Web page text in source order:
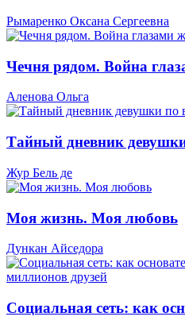
Рымаренко Оксана Сергеевна
Чечня рядом. Война
Аленова Ольга
Тайный дневник
Жур Бель де
Моя жизнь. Моя любовь
Дункан Айседора
Социальная сеть: как